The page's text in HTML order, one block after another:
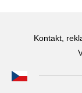
Kontakt,